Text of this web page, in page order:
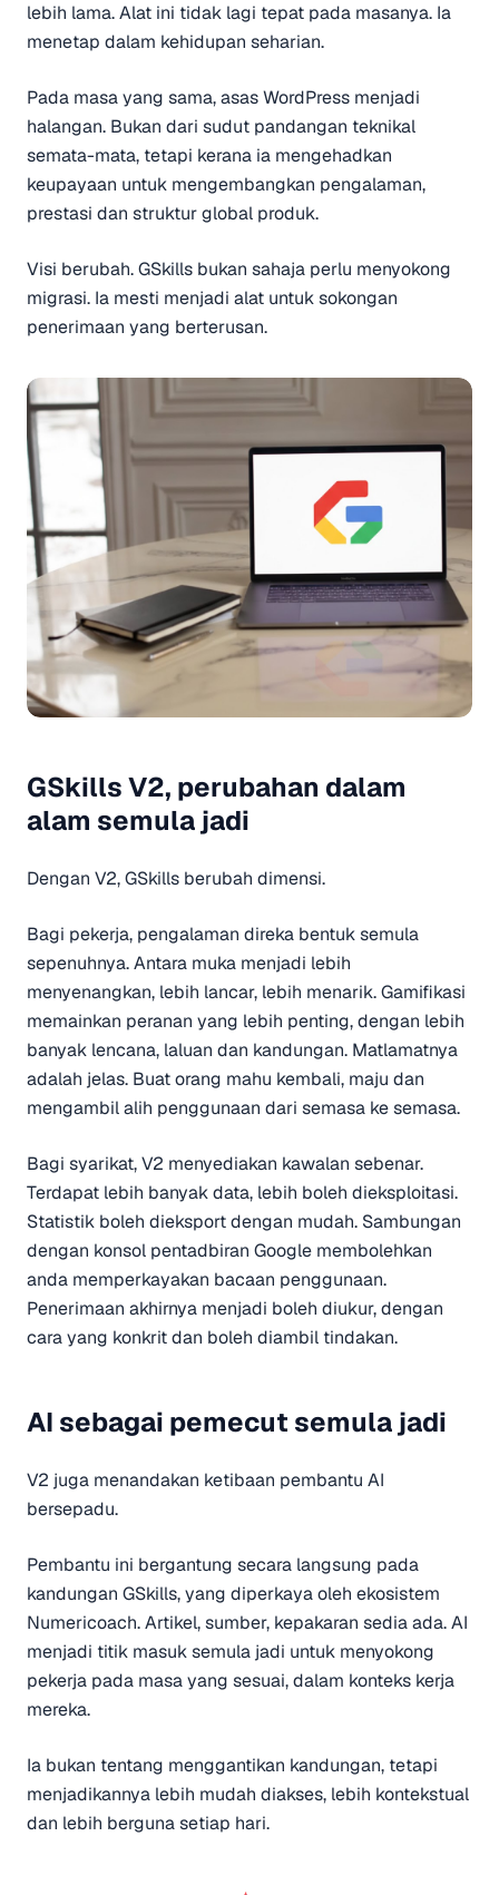
lebih lama. Alat ini tidak lagi tepat pada masanya. Ia
menetap dalam kehidupan seharian.
Pada masa yang sama, asas WordPress menjadi
halangan. Bukan dari sudut pandangan teknikal
semata-mata, tetapi kerana ia mengehadkan
keupayaan untuk mengembangkan pengalaman,
prestasi dan struktur global produk.
Visi berubah. GSkills bukan sahaja perlu menyokong
migrasi. Ia mesti menjadi alat untuk sokongan
penerimaan yang berterusan.
GSkills V2, perubahan dalam
alam semula jadi
Dengan V2, GSkills berubah dimensi.
Bagi pekerja, pengalaman direka bentuk semula
sepenuhnya. Antara muka menjadi lebih
menyenangkan, lebih lancar, lebih menarik. Gamifikasi
memainkan peranan yang lebih penting, dengan lebih
banyak lencana, laluan dan kandungan. Matlamatnya
adalah jelas. Buat orang mahu kembali, maju dan
mengambil alih penggunaan dari semasa ke semasa.
Bagi syarikat, V2 menyediakan kawalan sebenar.
Terdapat lebih banyak data, lebih boleh dieksploitasi.
Statistik boleh dieksport dengan mudah. Sambungan
dengan konsol pentadbiran Google membolehkan
anda memperkayakan bacaan penggunaan.
Penerimaan akhirnya menjadi boleh diukur, dengan
cara yang konkrit dan boleh diambil tindakan.
AI sebagai pemecut semula jadi
V2 juga menandakan ketibaan pembantu AI
bersepadu.
Pembantu ini bergantung secara langsung pada
kandungan GSkills, yang diperkaya oleh ekosistem
Numericoach. Artikel, sumber, kepakaran sedia ada. AI
menjadi titik masuk semula jadi untuk menyokong
pekerja pada masa yang sesuai, dalam konteks kerja
mereka.
Ia bukan tentang menggantikan kandungan, tetapi
menjadikannya lebih mudah diakses, lebih kontekstual
dan lebih berguna setiap hari.